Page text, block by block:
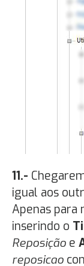
11.-
igual aos
Apenas para
inserindo o
Reposição e
reposicao